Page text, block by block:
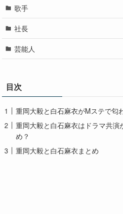
歌手
社長
芸能人
目次
重岡大毅と白石麻衣がMステで匂
重岡大毅と白石麻衣はドラマ共演
め？
重岡大毅と白石麻衣まとめ